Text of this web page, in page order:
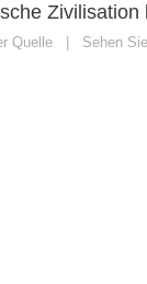
Quelle Sehen